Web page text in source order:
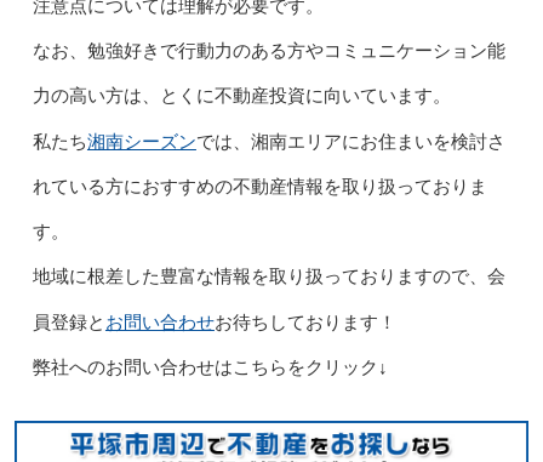
注意点については理解が必要です。
なお、勉強好きで行動力のある方やコミュニケーション能
力の高い方は、とくに不動産投資に向いています。
私たち湘南シーズンでは、湘南エリアにお住まいを検討さ
れている方におすすめの不動産情報を取り扱っておりま
す。
地域に根差した豊富な情報を取り扱っておりますので、会
員登録と お問い合わせお待ちしております！
弊社へのお問い合わせはこちらをクリック↓